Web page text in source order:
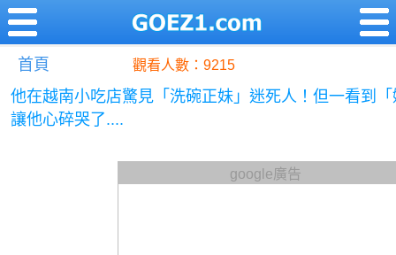
首頁 觀看人數：9215
他在越南小吃店驚見「洗碗正妹」迷死人！但一看到
讓他心碎哭了....
google廣告